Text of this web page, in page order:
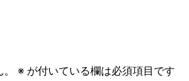
※ が付いている欄は必須項目です